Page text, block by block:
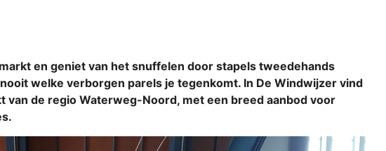
en geniet van het snuffelen door stapels tweedehands
welke verborgen parels je tegenkomt. In De Windwijzer vind
van de regio Waterweg-Noord, met een breed aanbod voor